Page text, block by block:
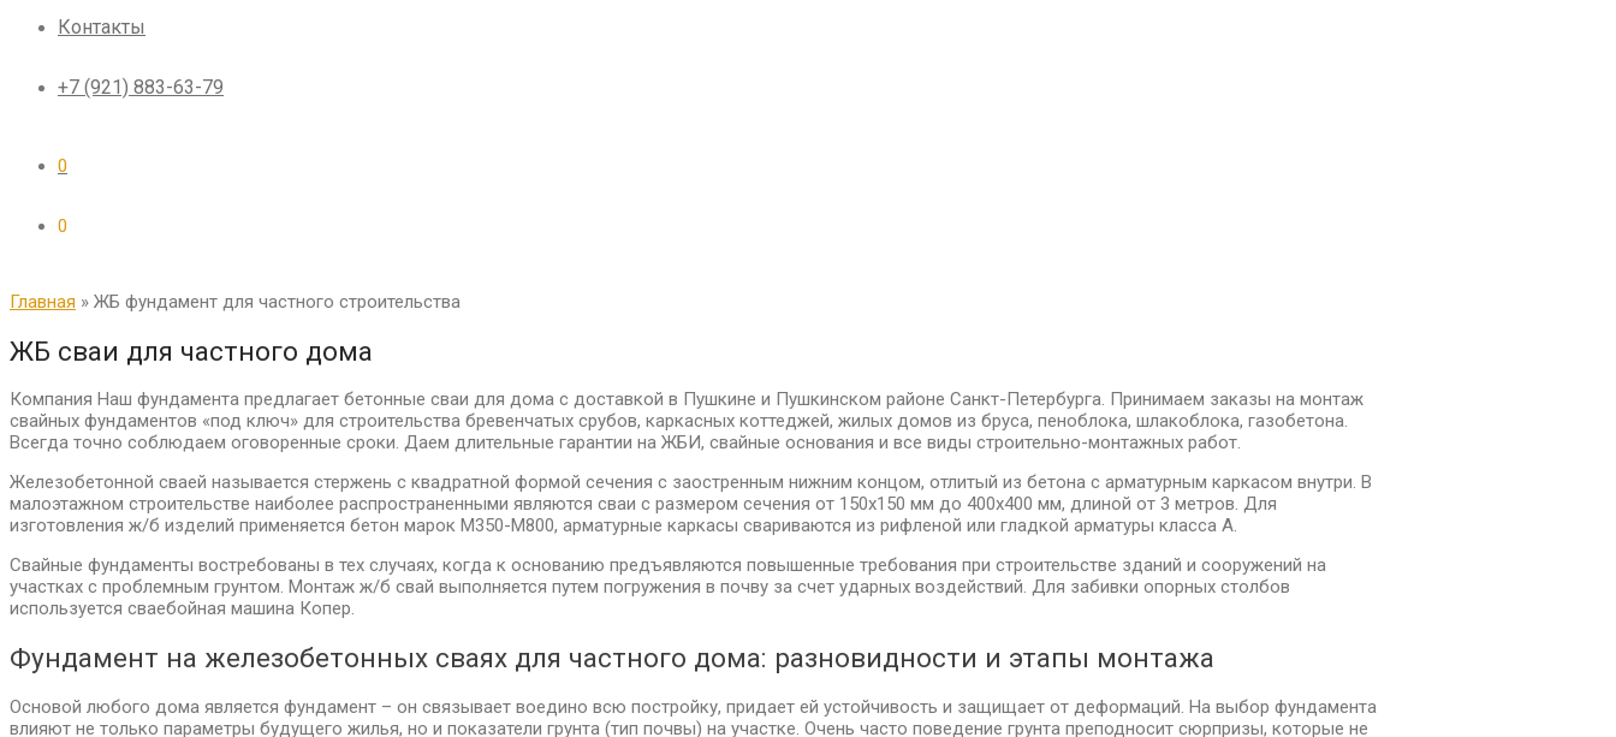
Контакты
+7 (921) 883-63-79
0
0
Главная » ЖБ фундамент для частного строительства
ЖБ сваи для частного дома
Компания Наш фундамента предлагает бетонные сваи для дома с доставкой в Пушкине и Пушкинском районе Санкт-Петербурга. Принимаем заказы на монтаж
свайных фундаментов «под ключ» для строительства бревенчатых срубов, каркасных коттеджей, жилых домов из бруса, пеноблока, шлакоблока, газобетона.
Всегда точно соблюдаем оговоренные сроки. Даем длительные гарантии на ЖБИ, свайные основания и все виды строительно-монтажных работ.
Железобетонной сваей называется стержень с квадратной формой сечения с заостренным нижним концом, отлитый из бетона с арматурным каркасом внутри. В
малоэтажном строительстве наиболее распространенными являются сваи с размером сечения от 150х150 мм до 400х400 мм, длиной от 3 метров. Для
изготовления ж/б изделий применяется бетон марок М350-М800, арматурные каркасы свариваются из рифленой или гладкой арматуры класса А.
Свайные фундаменты востребованы в тех случаях, когда к основанию предъявляются повышенные требования при строительстве зданий и сооружений на
участках с проблемным грунтом. Монтаж ж/б свай выполняется путем погружения в почву за счет ударных воздействий. Для забивки опорных столбов
используется сваебойная машина Копер.
Фундамент на железобетонных сваях для частного дома: разновидности и этапы монтажа
Основой любого дома является фундамент – он связывает воедино всю постройку, придает ей устойчивость и защищает от деформаций. На выбор фундамента
влияют не только параметры будущего жилья, но и показатели грунта (тип почвы) на участке. Очень часто поведение грунта преподносит сюрпризы, которые не